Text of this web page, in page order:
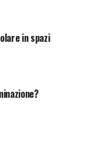
in spazi